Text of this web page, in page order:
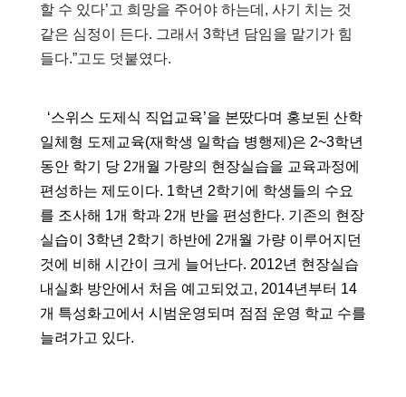
할 수 있다’고 희망을 주어야 하는데, 사기 치는 것
같은 심정이 든다. 그래서 3학년 담임을 맡기가 힘
들다.”고도 덧붙였다.
일체형 도제교육(재학생 일학습 병행제)은 2~3학년
동안 학기 당 2개월 가량의 현장실습을 교육과정에
편성하는 제도이다. 1학년 2학기에 학생들의 수요
를 조사해 1개 학과 2개 반을 편성한다. 기존의 현장
실습이 3학년 2학기 하반에 2개월 가량 이루어지던
것에 비해 시간이 크게 늘어난다. 2012년 현장실습
내실화 방안에서 처음 예고되었고, 2014년부터 14
개 특성화고에서 시범운영되며 점점 운영 학교 수를
늘려가고 있다.